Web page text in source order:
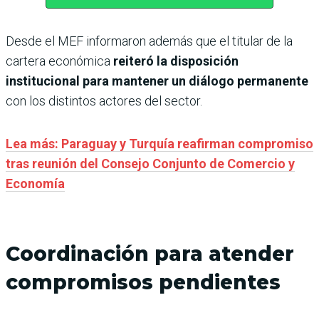
Desde el MEF informaron además que el titular de la
cartera económica reiteró la disposición
institucional para mantener un diálogo permanente
con los distintos actores del sector.
Lea más: Paraguay y Turquía reafirman compromiso
tras reunión del Consejo Conjunto de Comercio y
Economía
Coordinación para atender
compromisos pendientes